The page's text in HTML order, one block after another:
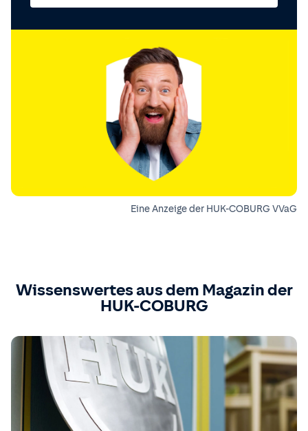
Eine Anzeige der HUK-COBURG VVaG
Wissenswertes aus dem Magazin der
HUK-COBURG